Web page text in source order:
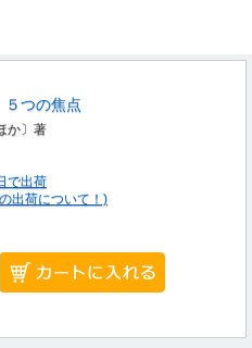
つの焦点
か〕著
で出荷
出荷について！)